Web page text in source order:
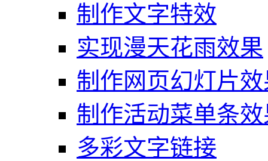
制作文字特效
实现漫天花雨效果
制作网页幻灯片
制作活动菜单条
多彩文字链接